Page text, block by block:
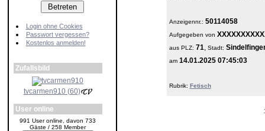
Login ohne Cookies
Passwort vergessen?
Kostenlos anmelden!
Zufallsbild
tvcarmen910 (60)
User online
991 User online, davon 733
Gäste / 258 Member
Anzeigennr.: 50114058
Aufgegeben von
aus PLZ: 71, Stadt:
am 14.01.2025 07:45:03
Rubrik: Fetisch